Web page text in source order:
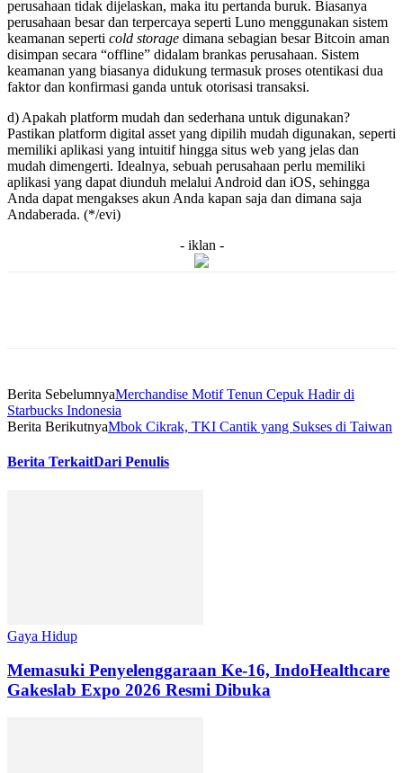
perusahaan tidak dijelaskan, maka itu pertanda buruk. Biasanya
perusahaan besar dan terpercaya seperti Luno menggunakan sistem
keamanan seperti cold storage dimana sebagian besar Bitcoin aman
disimpan secara “offline” didalam brankas perusahaan. Sistem
keamanan yang biasanya didukung termasuk proses otentikasi dua
faktor dan konfirmasi ganda untuk otorisasi transaksi.
d) Apakah platform mudah dan sederhana untuk digunakan?
Pastikan platform digital asset yang dipilih mudah digunakan, seperti
memiliki aplikasi yang intuitif hingga situs web yang jelas dan
mudah dimengerti. Idealnya, sebuah perusahaan perlu memiliki
aplikasi yang dapat diunduh melalui Android dan iOS, sehingga
Anda dapat mengakses akun Anda kapan saja dan dimana saja
Andaberada. (*/evi)
- iklan -
Berita SebelumnyaMerchandise Motif Tenun Cepuk Hadir di
Starbucks Indonesia
Berita BerikutnyaMbok Cikrak, TKI Cantik yang Sukses di Taiwan
Berita TerkaitDari Penulis
Gaya Hidup
Memasuki Penyelenggaraan Ke-16, IndoHealthcare
Gakeslab Expo 2026 Resmi Dibuka